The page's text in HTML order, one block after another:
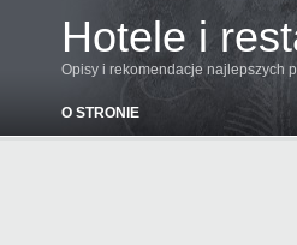
Hotele i
Opisy i rekomendacje najlepszych
O STRONIE